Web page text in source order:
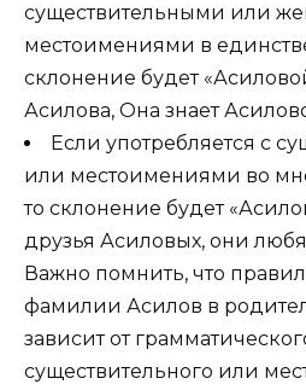
существительными или
местоимениями в
склонение будет
Асилова, Она знает
Если употребляется с
или местоимениями во
то склонение будет
друзья Асиловых, они
Важно помнить, что
фамилии Асилов в
зависит от
существительного или